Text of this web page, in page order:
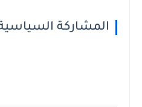
المشاركة السياسية